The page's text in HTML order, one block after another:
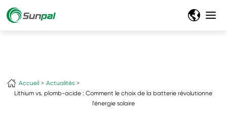
Accueil
Actualités
Lithium vs. plomb-acide : Comment le choix de la batterie révolutionne
l'énergie solaire